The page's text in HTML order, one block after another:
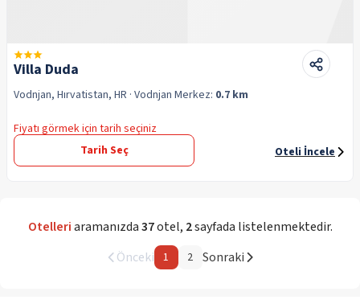
Villa Duda
Vodnjan, Hırvatistan, HR · Vodnjan Merkez: 0.7 km
Fiyatı görmek için tarih seçiniz
Tarih Seç
Oteli İncele
Otelleriaramanızda37otel, 2sayfada listelenmektedir.
Önceki 1 2 Sonraki